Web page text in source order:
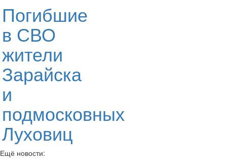
Погибшие
в СВО
жители
Зарайска
и
подмосковных
Луховиц
Ещё новости: